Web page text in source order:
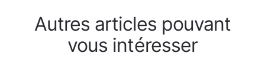
Autres articles pouvant
vous intéresser